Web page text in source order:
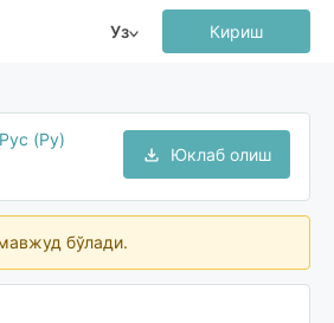
Уз Кириш
Рус (Ру)
Юклаб олиш
бўлади.